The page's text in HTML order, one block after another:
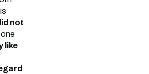
not
like